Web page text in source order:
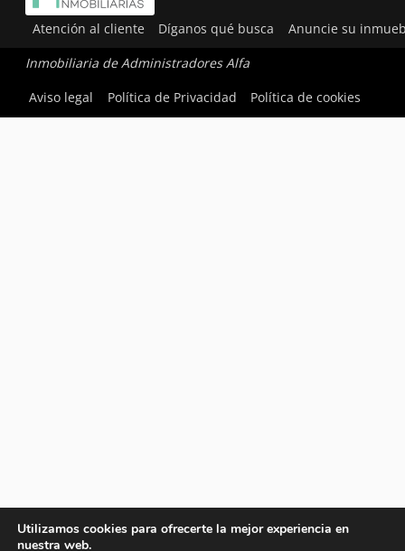
Atención al cliente Díganos qué busca Anuncie su
Inmobiliaria de Administradores Alfa
Aviso legal
Política de Privacidad Política de cookies
Utilizamos cookies para ofrecerte la mejor experiencia en
nuestra web.